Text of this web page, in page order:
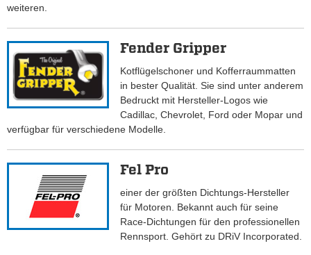
weiteren.
Fender Gripper
Kotflügelschoner und Kofferraummatten
in bester Qualität. Sie sind unter anderem
Bedruckt mit Hersteller-Logos wie
Cadillac, Chevrolet, Ford oder Mopar und
verfügbar für verschiedene Modelle.
Fel Pro
einer der größten Dichtungs-Hersteller
für Motoren. Bekannt auch für seine
Race-Dichtungen für den professionellen
Rennsport. Gehört zu DRiV Incorporated.